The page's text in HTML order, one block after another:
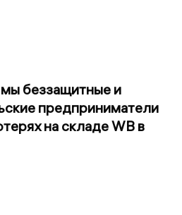
беззащитные и
предприниматели
на складе WB в